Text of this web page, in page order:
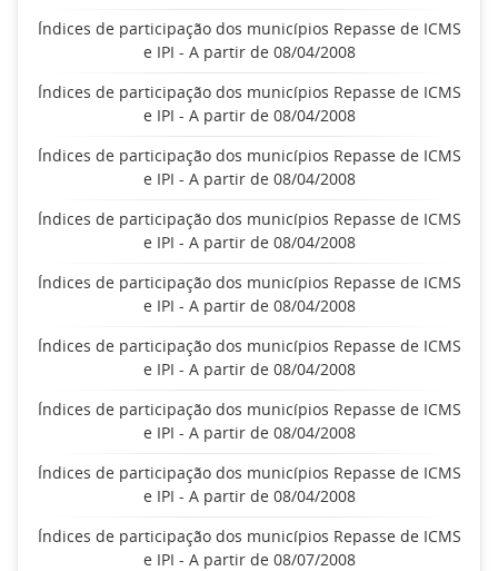
Índices de participação dos municípios Repasse de ICMS
e IPI - A partir de 08/04/2008
Índices de participação dos municípios Repasse de ICMS
e IPI - A partir de 08/04/2008
Índices de participação dos municípios Repasse de ICMS
e IPI - A partir de 08/04/2008
Índices de participação dos municípios Repasse de ICMS
e IPI - A partir de 08/04/2008
Índices de participação dos municípios Repasse de ICMS
e IPI - A partir de 08/04/2008
Índices de participação dos municípios Repasse de ICMS
e IPI - A partir de 08/04/2008
Índices de participação dos municípios Repasse de ICMS
e IPI - A partir de 08/04/2008
Índices de participação dos municípios Repasse de ICMS
e IPI - A partir de 08/04/2008
Índices de participação dos municípios Repasse de ICMS
e IPI - A partir de 08/07/2008